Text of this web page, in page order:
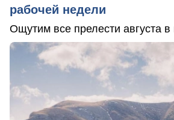
рабочей недели
Ощутим все прелести августа